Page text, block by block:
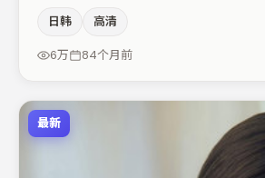
李光洁、张子枫、蒋奇明等，角色动机
抠台词与伏笔的观众。节奏紧凑、反转
日韩 高清
6万 84个月前
最新